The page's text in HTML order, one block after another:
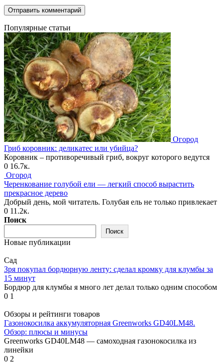
Популярные статьи
Огород
Гриб коровник: деликатес или убийца?
Коровник – противоречивый гриб, вокруг которого ведутся
0 16.7к.
Огород
Черенкование голубой ели — легкий способ вырастить
прекрасное дерево
Добрый день, мой читатель. Голубая ель не только привлекает
0 11.2к.
Поиск
Поиск
Новые публикации
Сад
Зря покупал бордюрную ленту: сделал кромку для клумбы за
15 минут
Бордюр для клумбы я много лет делал только одним способом
0 1
Обзоры и рейтинги товаров
Газонокосилка аккумуляторная Greenworks GD40LM48.
Обзор: плюсы и минусы
Greenworks GD40LM48 — самоходная газонокосилка из
линейки
0 2